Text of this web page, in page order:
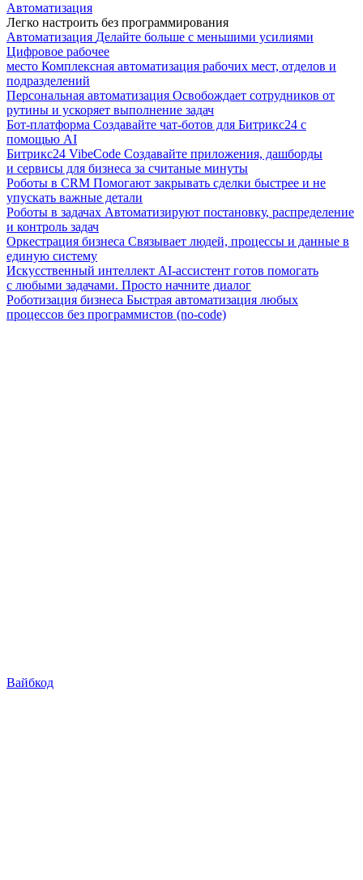
Автоматизация
Легко настроить без программирования
Автоматизация Делайте больше с меньшими усилиями
Цифровое рабочее
место Комплексная автоматизация рабочих мест, отделов и
подразделений
Персональная автоматизация Освобождает сотрудников от
рутины и ускоряет выполнение задач
Бот-платформа Создавайте чат-ботов для Битрикс24 с
помощью AI
Битрикс24 VibeCode Создавайте приложения, дашборды
и сервисы для бизнеса за считаные минуты
Роботы в CRM Помогают закрывать сделки быстрее и не
упускать важные детали
Роботы в задачах Автоматизируют постановку, распределение
и контроль задач
Оркестрация бизнеса Связывает людей, процессы и данные в
единую систему
Искусственный интеллект AI-ассистент готов помогать
с любыми задачами. Просто начните диалог
Роботизация бизнеса Быстрая автоматизация любых
процессов без программистов (no-code)
Вайбкод